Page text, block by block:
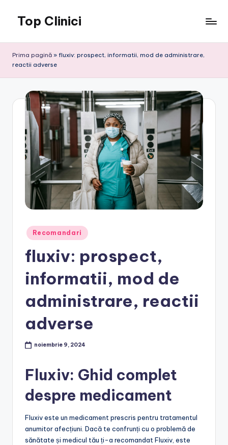
content
Top Clinici
Prima pagină » fluxiv: prospect, informatii, mod de administrare,
reactii adverse
Posted
in
Recomandari
fluxiv: prospect,
informatii, mod de
administrare, reactii
adverse
noiembrie 9, 2024
Fluxiv: Ghid complet
despre medicament
Fluxiv este un medicament prescris pentru tratamentul
anumitor afecțiuni. Dacă te confrunți cu o problemă de
sănătate și medicul tău ți-a recomandat Fluxiv, este